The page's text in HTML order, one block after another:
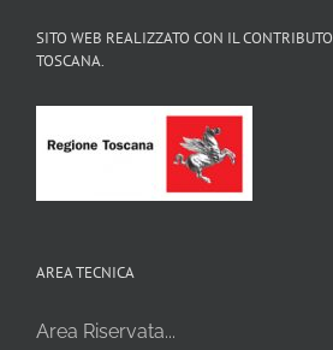
SITO WEB REALIZZATO CON IL
TOSCANA.
AREA TECNICA
Area Riservata...